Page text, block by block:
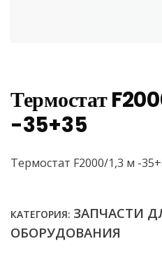
Термостат
-35+35
Термостат F2000/1,3 м -
КАТЕГОРИЯ: ЗАПЧАСТИ
ОБОРУДОВАНИЯ